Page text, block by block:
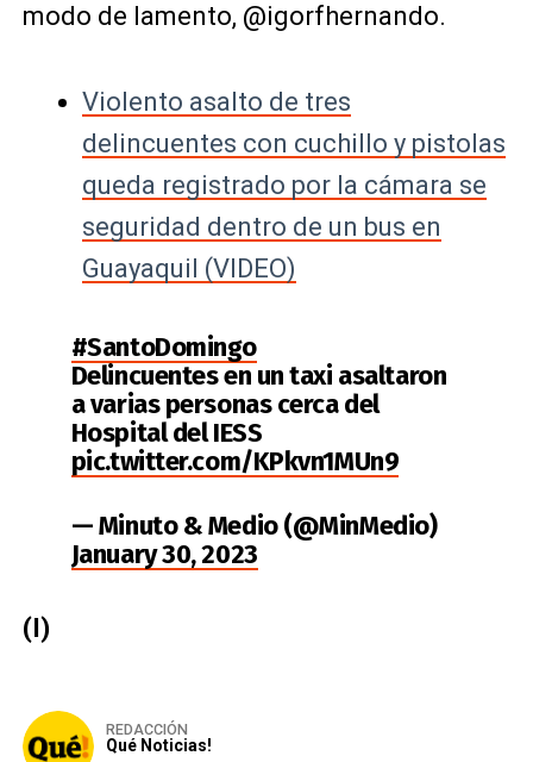
modo de lamento, @igorfhernando.
Violento asalto de tres
delincuentes con cuchillo y pistolas
queda registrado por la cámara se
seguridad dentro de un bus en
Guayaquil (VIDEO)
#SantoDomingo
Delincuentes en un taxi asaltaron
a varias personas cerca del
Hospital del IESS
pic.twitter.com/KPkvn1MUn9
— Minuto & Medio (@MinMedio)
January 30, 2023
(I)
REDACCIÓN
Qué Noticias!